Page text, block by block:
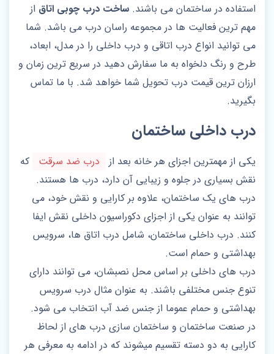
استفاده در ساختمان می باشند. ساخت درب چوبی اتاق از
مهم ترین فعالیت ها در مجموعه راسان درب می باشد. شما
می توانید انواع درب اتاقی و درب داخلی را در مدل، ابعاد،
طرح و رنگ دلخواه به ما سفارش دهید در سریع ترین زمان و
ارزان ترین قیمت درب تحویل شما خواهد شد. با ما تماس
بگیرید.
درب داخلی ساختمان
یکی از مهمترین اجزای هر خانه بعد از درب ضد سرقت
که
نقش بسیاری در جلوه و زیبایی آن دارد، درب ها هستند.
درب های یک ساختمان، علاوه بر کارایی و نقش خود، می
توانند به عنوان یکی از اجزای دکوراسیون داخلی نقش ایفا
کنند. درب داخلی ساختمان، شامل درب اتاق ها، سرویس
بهداشتی و حمام است.
درب های داخلی بر اساس محل نصبشان، می توانند دارای
تنوع جنس مختلفی باشند. به عنوان مثال درب سرویس
بهداشتی و حمام عموما از جنس ضد آب انتخاب می شود.
در صنعت ساختمان و ساختمان سازی درب های از لحاظ
کارایی به دو دسته تقسیم میشوند که در ادامه به معرفی هر